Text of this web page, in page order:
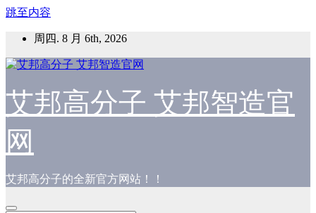
跳至内容
周四. 8 月 6th, 2026
艾邦高分子 艾邦智造官
网
艾邦高分子的全新官方网站！！